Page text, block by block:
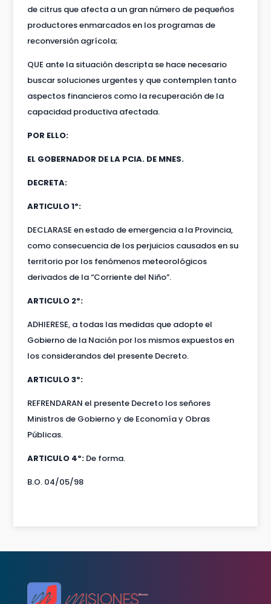
de citrus que afecta a un gran número de pequeños
productores enmarcados en los programas de
reconversión agrícola;
QUE ante la situación descripta se hace necesario
buscar soluciones urgentes y que contemplen tanto
aspectos financieros como la recuperación de la
capacidad productiva afectada.
POR ELLO:
EL GOBERNADOR DE LA PCIA. DE MNES.
DECRETA:
ARTICULO 1º:
DECLARASE en estado de emergencia a la Provincia,
como consecuencia de los perjuicios causados en su
territorio por los fenómenos meteorológicos
derivados de la “Corriente del Niño”.
ARTICULO 2º:
ADHIERESE, a todas las medidas que adopte el
Gobierno de la Nación por los mismos expuestos en
los considerandos del presente Decreto.
ARTICULO 3º:
REFRENDARAN el presente Decreto los señores
Ministros de Gobierno y de Economía y Obras
Públicas.
ARTICULO 4º:De forma.
B.O. 04/05/98